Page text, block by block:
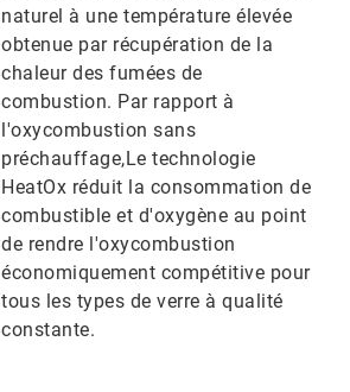
naturel à une température élevée
obtenue par récupération de la
chaleur des fumées de
combustion. Par rapport à
l'oxycombustion sans
préchauffage,Le technologie
HeatOx réduit la consommation de
combustible et d'oxygène au point
de rendre l'oxycombustion
économiquement compétitive pour
tous les types de verre à qualité
constante.